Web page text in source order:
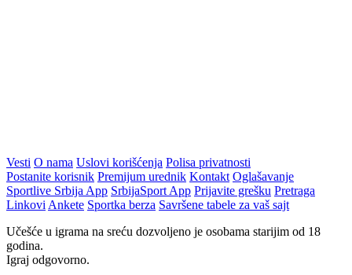
Vesti O nama Uslovi korišćenja Polisa privatnosti
Postanite korisnik Premijum urednik Kontakt Oglašavanje
Sportlive Srbija App SrbijaSport App Prijavite grešku Pretraga
Linkovi Ankete Sportka berza Savršene tabele za vaš sajt
Učešće u igrama na sreću dozvoljeno je osobama starijim od 18
godina.
Igraj odgovorno.